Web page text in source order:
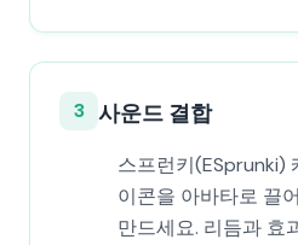
3 사운드 결합
스프런키(ESprunki)
이콘을 아바타로 끌
만드세요. 리듬과 효